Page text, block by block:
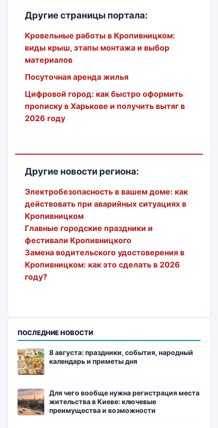
Другие страницы портала:
Кровельные работы в Кропивницком:
виды крыш, этапы монтажа и выбор
материалов
Посуточная аренда жилья
Цифровой город: как быстро оформить
прописку в Харькове и получить вытяг в
2026 году
Другие новости региона:
Электробезопасность в вашем доме: как
действовать при аварийных ситуациях в
Кропивницком
Главные городские праздники и
фестивали Кропивницкого
Замена водительского удостоверения в
Кропивницком: как это сделать в 2026
году?
ПОСЛЕДНИЕ НОВОСТИ
8 августа: праздники, события, народный
календарь и приметы дня
Для чего вообще нужна регистрация места
жительства в Киеве: ключевые
преимущества и возможности